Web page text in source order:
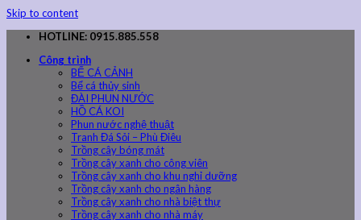
Skip to content
HOTLINE: 0915.885.558
Công trình
BỂ CÁ CẢNH
Bể cá thủy sinh
ĐÀI PHUN NƯỚC
HỒ CÁ KOI
Phun nước nghệ thuật
Tranh Đá Sỏi – Phù Điêu
Trồng cây bóng mát
Trồng cây xanh cho công viên
Trồng cây xanh cho khu nghỉ dưỡng
Trồng cây xanh cho ngân hàng
Trồng cây xanh cho nhà biệt thự
Trồng cây xanh cho nhà máy